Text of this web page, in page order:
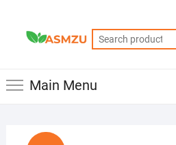
content
Main Menu